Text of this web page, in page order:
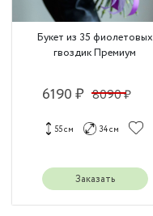
Букет из 35 фиолетовых
гвоздик Премиум
6190 ₽ 8090 ₽
55 см 34 см
Заказать